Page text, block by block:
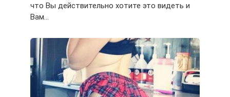
что Вы действительно хотите это видеть и
Вам…